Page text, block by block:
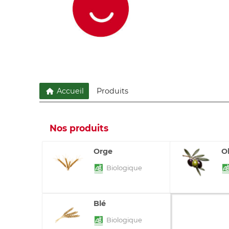
Accueil Produits
Nos produits
Orge
Biologique
Blé
Biologique